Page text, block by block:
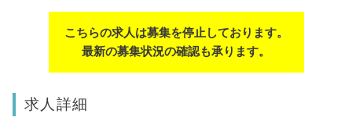
こちらの求人は募集を停止しております。
最新の募集状況の確認も承ります。
求人詳細